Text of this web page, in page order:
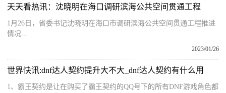
天天看热讯：沈晓明在海口调研滨海公共空间贯通工程
1月26日，省委书记沈晓明在海口市调研滨海公共空间贯通工程推进
情况...
2023/01/26
世界快讯:dnf达人契约提升大不大_dnf达人契约有什么用
1、霸王契约是让在购买了霸王契约的QQ号下的所有DNF游戏角色都